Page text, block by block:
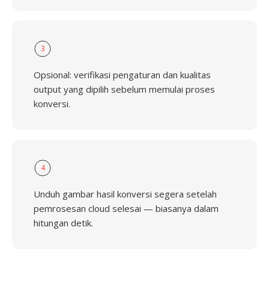
3
Opsional: verifikasi pengaturan dan kualitas
output yang dipilih sebelum memulai proses
konversi.
4
Unduh gambar hasil konversi segera setelah
pemrosesan cloud selesai — biasanya dalam
hitungan detik.